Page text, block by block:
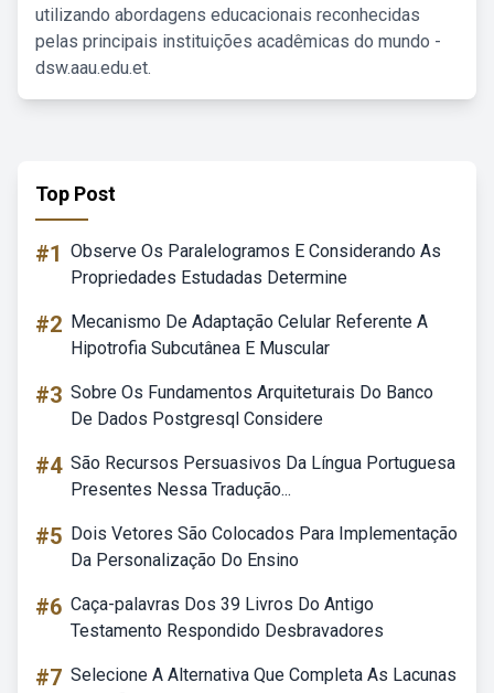
utilizando abordagens educacionais reconhecidas
pelas principais instituições acadêmicas do mundo -
dsw.aau.edu.et.
Top Post
#1 Observe Os Paralelogramos E Considerando As
Propriedades Estudadas Determine
#2 Mecanismo De Adaptação Celular Referente A
Hipotrofia Subcutânea E Muscular
#3 Sobre Os Fundamentos Arquiteturais Do Banco
De Dados Postgresql Considere
#4 São Recursos Persuasivos Da Língua Portuguesa
Presentes Nessa Tradução...
#5 Dois Vetores São Colocados Para Implementação
Da Personalização Do Ensino
#6 Caça-palavras Dos 39 Livros Do Antigo
Testamento Respondido Desbravadores
#7 Selecione A Alternativa Que Completa As Lacunas